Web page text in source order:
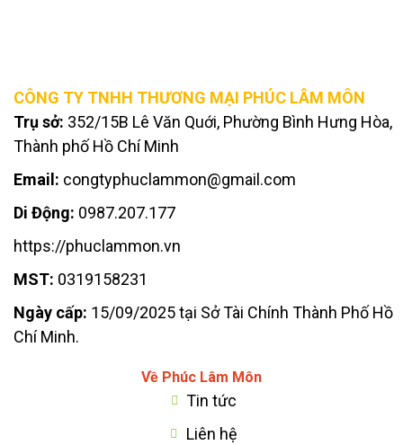
CÔNG TY TNHH THƯƠNG MẠI PHÚC LÂM MÔN
Trụ sở: 352/15B Lê Văn Quới, Phường Bình Hưng Hòa,
Thành phố Hồ Chí Minh
Email: congtyphuclammon@gmail.com
Di Động: 0987.207.177
https://phuclammon.vn
MST: 0319158231
Ngày cấp: 15/09/2025 tại Sở Tài Chính Thành Phố Hồ
Chí Minh.
Về Phúc Lâm Môn
Tin tức
Liên hệ